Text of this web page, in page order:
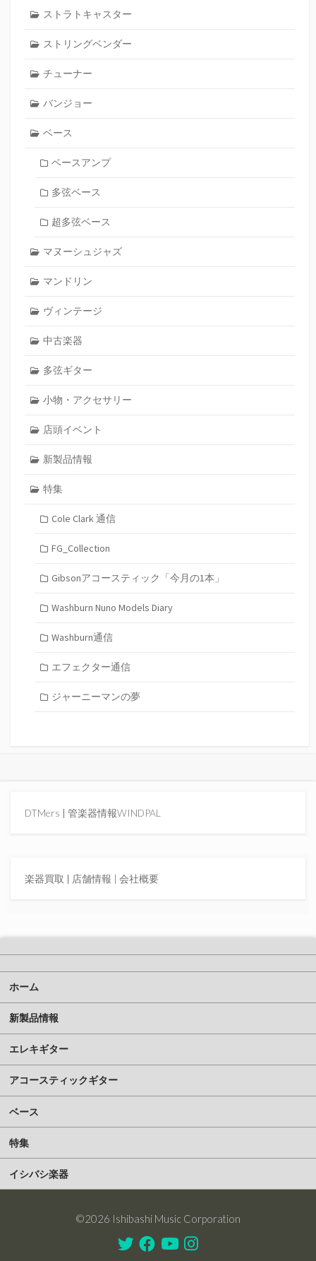
ストラトキャスター
ストリングベンダー
チューナー
バンジョー
ベース
ベースアンプ
多弦ベース
超多弦ベース
マヌーシュジャズ
マンドリン
ヴィンテージ
中古楽器
多弦ギター
小物・アクセサリー
店頭イベント
新製品情報
特集
Cole Clark 通信
FG_Collection
Gibsonアコースティック「今月の1本」
Washburn Nuno Models Diary
Washburn通信
エフェクター通信
ジャーニーマンの夢
DTMers | 管楽器情報WINDPAL
楽器買取 | 店舗情報 | 会社概要
ホーム
新製品情報
エレキギター
アコースティックギター
ベース
特集
イシバシ楽器
©2026 Ishibashi Music Corporation
TwitterFacebook
YoutubeInstagram